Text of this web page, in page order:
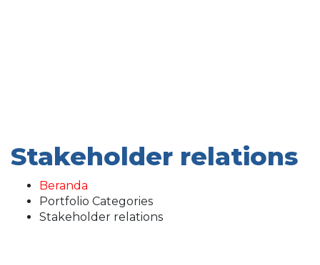
Stakeholder relations
Beranda
Portfolio Categories
Stakeholder relations